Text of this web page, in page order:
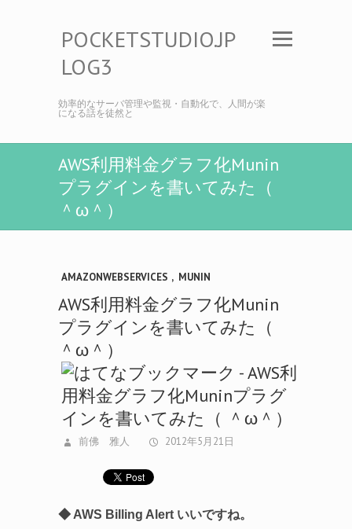
POCKETSTUDIO.JP
LOG3
効率的なサーバ管理や監視・自動化で、人間が楽
になる話を徒然と
AWS利用料金グラフ化Munin
プラグインを書いてみた（
＾ω＾）
AMAZONWEBSERVICES , MUNIN
AWS利用料金グラフ化Munin
プラグインを書いてみた（
＾ω＾）
前佛 雅人 2012年5月21日
◆ AWS Billing Alert いいですね。